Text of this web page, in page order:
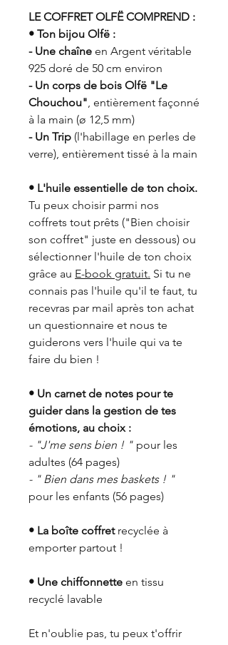
LE COFFRET OLFË COMPREND :
• Ton bijou Olfë :
- Une chaîne en Argent véritable
925 doré de 50 cm environ
- Un corps de bois Olfë "Le
Chouchou" , entièrement façonné
à la main (ø 12,5 mm)
- Un Trip (l'habillage en perles de
verre), entièrement tissé à la main
• L'huile essentielle de ton choix.
Tu peux choisir parmi nos
coffrets tout prêts ("Bien choisir
son coffret" juste en dessous) ou
sélectionner l'huile de ton choix
grâce au E-book gratuit. Si tu ne
connais pas l'huile qu'il te faut, tu
recevras par mail après ton achat
un questionnaire et nous te
guiderons vers l'huile qui va te
faire du bien !
• Un carnet de notes pour te
guider dans la gestion de tes
émotions, au choix :
- "J'me sens bien ! " pour les
adultes (64 pages)
- " Bien dans mes baskets ! "
pour les enfants (56 pages)
• La boîte coffretrecyclée à
emporter partout !
• Une chiffonnette en tissu
recyclé lavable
Et n'oublie pas, tu peux t'offrir